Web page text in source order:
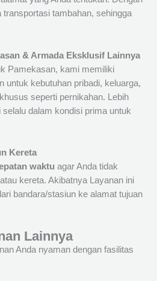
tambahan, sehingga
& Armada Eksklusif Lainnya
Pamekasan, kami memiliki
untuk kebutuhan pribadi, keluarga,
seperti pernikahan. Lebih
dalam kondisi prima untuk
Kereta
waktu agar Anda tidak
kereta. Akibatnya Layanan ini
bandara/stasiun ke alamat tujuan
Lainnya
Anda nyaman dengan fasilitas